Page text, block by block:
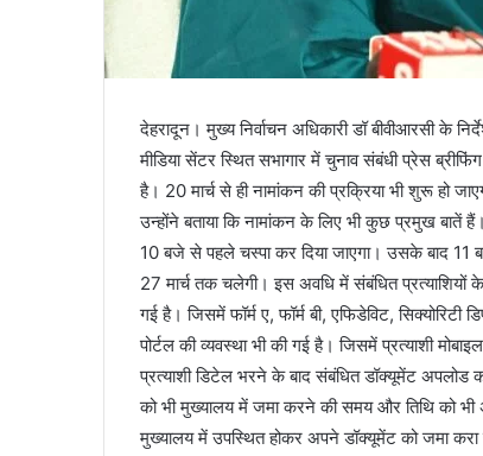
देहरादून। मुख्य निर्वाचन अधिकारी डॉ बीवीआरसी के
मीडिया सेंटर स्थित सभागार में चुनाव संबंधी प्रेस
है। 20 मार्च से ही नामांकन की प्रक्रिया भी शुरू हो
उन्होंने बताया कि नामांकन के लिए भी कुछ प्रमुख बातें
10 बजे से पहले चस्पा कर दिया जाएगा। उसके बाद 11
27 मार्च तक चलेगी। इस अवधि में संबंधित
गई है। जिसमें फॉर्म ए, फॉर्म बी, एफिडेविट,
पोर्टल की व्यवस्था भी की गई है। जिसमें प्रत्याशी
प्रत्याशी डिटेल भरने के बाद संबंधित डॉक्यूमेंट अपलोड
को भी मुख्यालय में जमा करने की समय और तिथि को
मुख्यालय में उपस्थित होकर अपने डॉक्यूमेंट को जमा